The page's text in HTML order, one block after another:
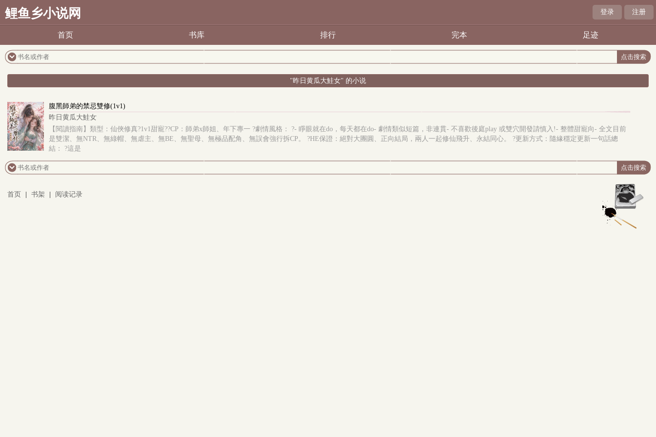
鲤鱼乡小说网 登录 注册
首页 书库 排行 完本 足迹
"昨日黄瓜大鮭女" 的小说
腹黑師弟的禁忌雙修(1v1)
昨日黄瓜大鮭女
【閱讀指南】類型：仙俠修真?1v1甜寵??CP：師弟x師姐、年下專一 ?劇情風格： ?- 睜眼就在do，每天都在do- 劇情類似短篇，非連貫- 不喜歡後庭play 或雙穴開發請慎入!- 整體甜寵向- 全文目前
是雙潔、無NTR、無綠帽、無虐主、無BE、無聖母、無極品配角、無誤會強行拆CP。 ?HE保證：絕對大團圓、正向結局，兩人一起修仙飛升、永結同心。 ?更新方式：隨緣穩定更新一句話總
結： ?這是
首页 书架 阅读记录